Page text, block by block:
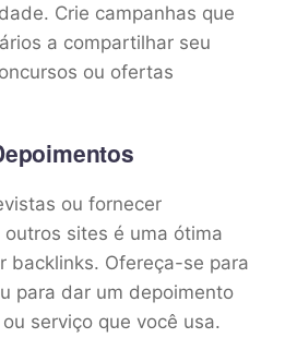
Crie campanhas que
a compartilhar seu
ou ofertas
ou fornecer
sites é uma ótima
backlinks. Ofereça-se para
para dar um depoimento
serviço que você usa.